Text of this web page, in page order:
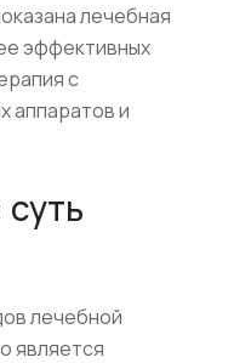
лечебная
эффективных
с
аппаратов и
лечебной
является